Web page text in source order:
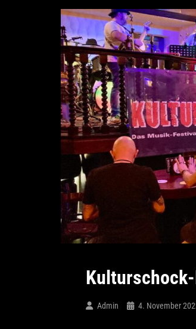
Admin 4. November